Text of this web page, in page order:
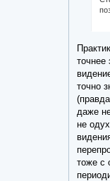
точнее
точно
даже
не
тоже с